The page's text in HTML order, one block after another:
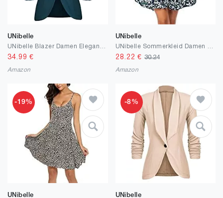
UNibelle
34.99 €
Amazon
UNibelle
28.22 € 30.24
Amazon
-19%
UNibelle
-8%
UNibelle